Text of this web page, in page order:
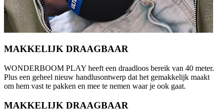
MAKKELIJK DRAAGBAAR
WONDERBOOM PLAY heeft een draadloos bereik van 40 meter.
Plus een geheel nieuw handlusontwerp dat het gemakkelijk maakt
om hem vast te pakken en mee te nemen waar je ook gaat.
MAKKELIJK DRAAGBAAR